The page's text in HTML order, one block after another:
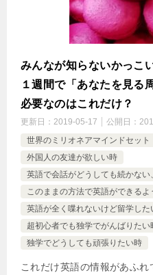
みんなが知らないかっこ
１週間で「あなたを見る
必要なのはこれだけ？
更新日： 2019-05-17 公開日：
世界のミリオネアマインドセット
外国人の友達が欲しい時
英語で会話がどうしても続かな
このままの方法で英語ができる
英語が全く喋れないけど留学した
超初心者でも独学でがんばりたい
独学でどうしても頑張りたい時
これだけ英語の情報があふ